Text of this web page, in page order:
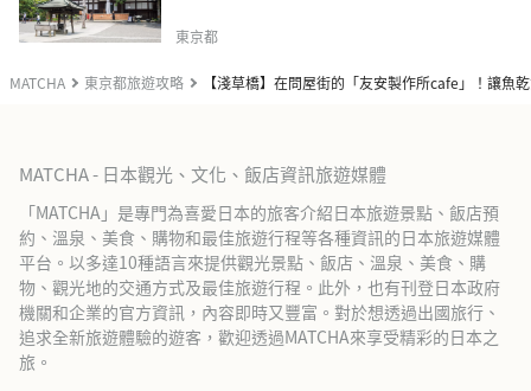
MATCHA 東京都旅遊攻略 【淺草橋】在問屋街的「友安製作所cafe」！讓魚
東京都
MATCHA - 日本觀光、文化、飯店資訊旅遊媒體
「MATCHA」是專門為喜愛日本的旅客介紹日本旅遊景點、飯店預
約、溫泉、美食、購物和最佳旅遊行程等各種資訊的日本旅遊媒體
平台。以多達10種語言來提供觀光景點、飯店、溫泉、美食、購
物、觀光地的交通方式及最佳旅遊行程。此外，也有刊登日本政府
機關和企業的官方資訊，內容即時又豐富。對於想透過出國旅行、
追求全新旅遊體驗的遊客，歡迎透過MATCHA來享受精彩的日本之
旅。